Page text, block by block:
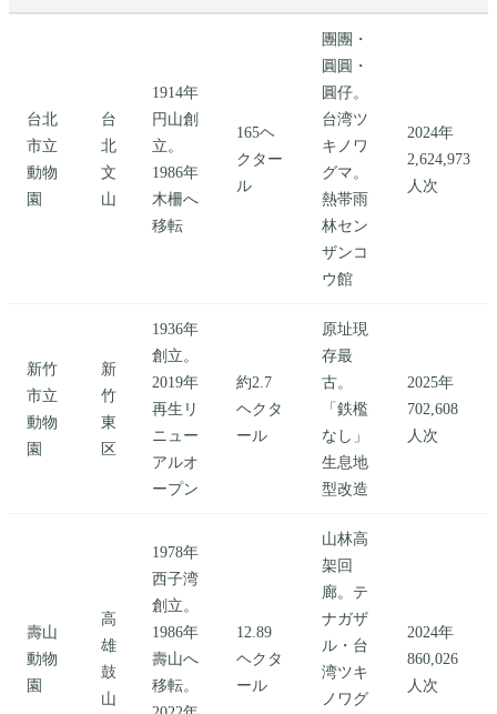
台北
市立
動物
園
台
北
文
山
1914年
円山創
立。
1986年
木柵へ
移転
165ヘ
クター
ル
團團・
圓圓・
圓仔。
台湾ツ
キノワ
グマ。
熱帯雨
林セン
ザンコ
ウ館
2024年
2,624,973
人次
新竹
市立
動物
園
新
竹
東
区
1936年
創立。
2019年
再生リ
ニュー
アルオ
ープン
約2.7
ヘクタ
ール
原址現
存最
古。
「鉄檻
なし」
生息地
型改造
2025年
702,608
人次
壽山
動物
園
高
雄
鼓
山
1978年
西子湾
創立。
1986年
壽山へ
移転。
12.89
ヘクタ
ール
山林高
架回
廊。テ
ナガザ
ル・台
湾ツキ
ノワグ
2024年
860,026
人次